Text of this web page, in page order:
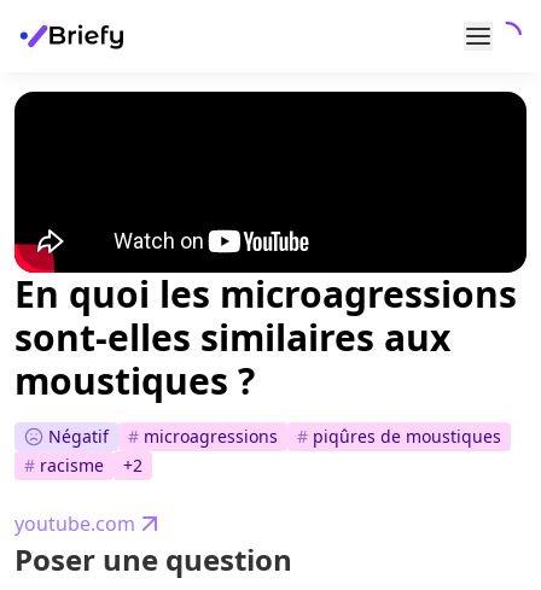
En quoi les microagressions
sont-elles similaires aux
moustiques ?
Négatif # microagressions # piqûres de moustiques
# racisme +2
youtube.com
Poser une question